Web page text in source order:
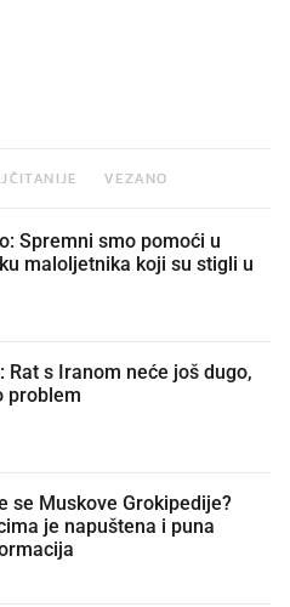
VEZANO
Spremni smo pomoći u
maloljetnika koji su stigli u
Rat s Iranom neće još dugo,
problem
se Muskove Grokipedije?
je napuštena i puna